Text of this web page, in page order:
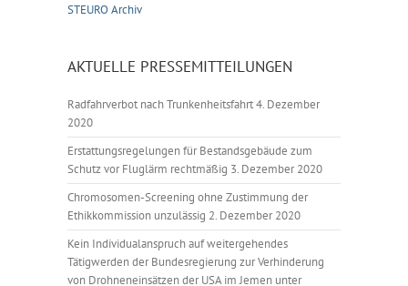
STEURO Archiv
AKTUELLE PRESSEMITTEILUNGEN
Radfahrverbot nach Trunkenheitsfahrt4. Dezember
2020
Erstattungsregelungen für Bestandsgebäude zum
Schutz vor Fluglärm rechtmäßig 3. Dezember 2020
Chromosomen-Screening ohne Zustimmung der
Ethikkommission unzulässig 2. Dezember 2020
Kein Individualanspruch auf weitergehendes
Tätigwerden der Bundesregierung zur Verhinderung
von Drohneneinsätzen der USA im Jemen unter